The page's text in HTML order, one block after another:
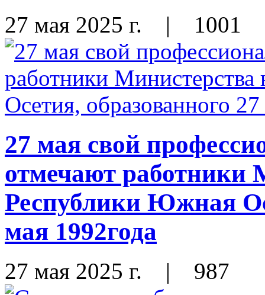
27 мая 2025 г. | 1001
27 мая свой
отмечают работники
Республики Южная
мая 1992года
27 мая 2025 г. | 987